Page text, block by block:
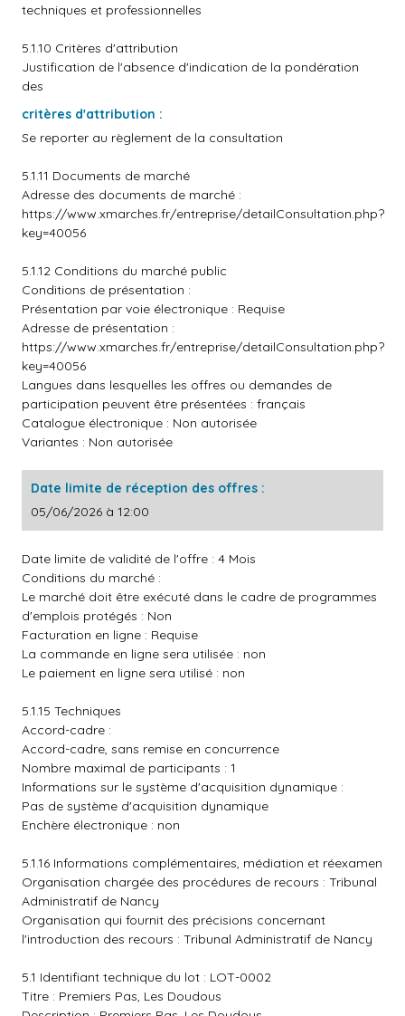
techniques et professionnelles
5.1.10 Critères d'attribution
Justification de l'absence d'indication de la pondération
des
critères d'attribution :
Se reporter au règlement de la consultation
5.1.11 Documents de marché
Adresse des documents de marché :
https://www.xmarches.fr/entreprise/detailConsultation.php?
key=40056
5.1.12 Conditions du marché public
Conditions de présentation :
Présentation par voie électronique : Requise
Adresse de présentation :
https://www.xmarches.fr/entreprise/detailConsultation.php?
key=40056
Langues dans lesquelles les offres ou demandes de
participation peuvent être présentées : français
Catalogue électronique : Non autorisée
Variantes : Non autorisée
Date limite de réception des offres :
05/06/2026 à 12:00
Date limite de validité de l'offre : 4 Mois
Conditions du marché :
Le marché doit être exécuté dans le cadre de programmes
d'emplois protégés : Non
Facturation en ligne : Requise
La commande en ligne sera utilisée : non
Le paiement en ligne sera utilisé : non
5.1.15 Techniques
Accord-cadre :
Accord-cadre, sans remise en concurrence
Nombre maximal de participants : 1
Informations sur le système d'acquisition dynamique :
Pas de système d'acquisition dynamique
Enchère électronique : non
5.1.16 Informations complémentaires, médiation et réexamen
Organisation chargée des procédures de recours : Tribunal
Administratif de Nancy
Organisation qui fournit des précisions concernant
l'introduction des recours : Tribunal Administratif de Nancy
5.1 Identifiant technique du lot : LOT-0002
Titre : Premiers Pas, Les Doudous